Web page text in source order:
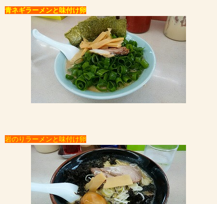
青ネギラーメンと味付け卵
岩のりラーメンと味付け卵